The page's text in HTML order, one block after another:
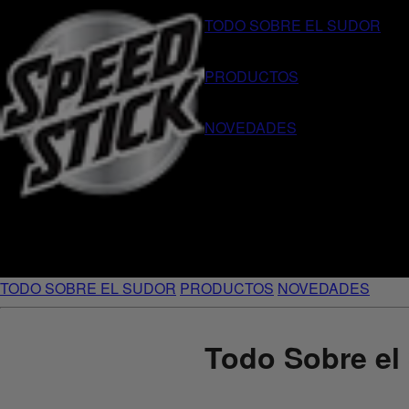
TODO SOBRE EL SUDOR
PRODUCTOS
NOVEDADES
TODO SOBRE EL SUDOR PRODUCTOS NOVEDADES
Todo Sobre